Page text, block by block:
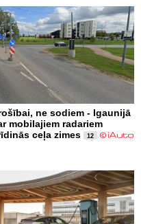
ne sodiem - Igaunijā
mobilajiem radariem
ceļa zimes
12